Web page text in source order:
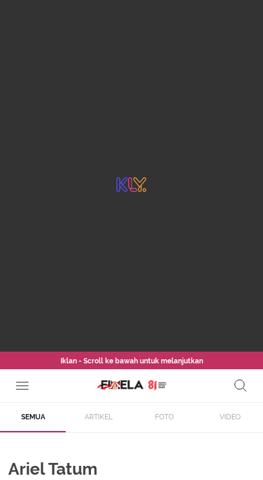
Iklan - Scroll ke bawah untuk melanjutkan
SEMUA ARTIKEL FOTO VIDEO
Ariel Tatum